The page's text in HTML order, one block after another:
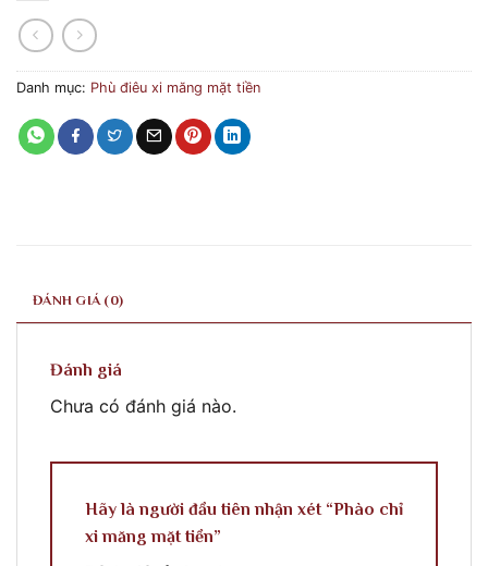
Danh mục: Phù điêu xi măng mặt tiền
ĐÁNH GIÁ (0)
Đánh giá
Chưa có đánh giá nào.
Hãy là người đầu tiên nhận xét “Phào chỉ
xi măng mặt tiền”